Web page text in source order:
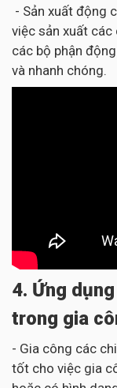
- Sản xuất động
việc sản xuất
các bộ phận
và nhanh chóng.
4. Ứng
trong gia
- Gia công các
tốt cho việc gia